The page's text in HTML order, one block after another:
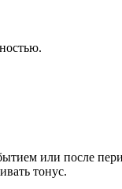
или после
тонус.